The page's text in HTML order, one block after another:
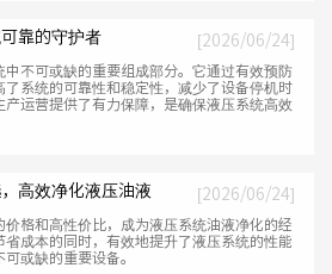
靠的守护者 [2026/06/24]
中不可或缺的重要组成部分。它通过有效预防
了系统的可靠性和稳定性，减少了设备停机时
产运营提供了有力保障，是确保液压系统高效
高效净化液压油液 [2026/06/24]
价格和高性价比，成为液压系统油液净化的经
成本的同时，有效地提升了液压系统的性能
或缺的重要设备。